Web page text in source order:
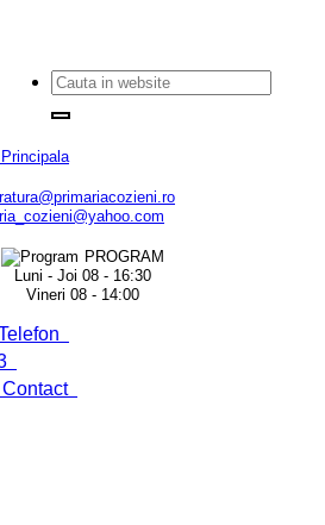
PROGRAM
Luni - Joi 08 - 16:30
Vineri 08 - 14:00
Contact